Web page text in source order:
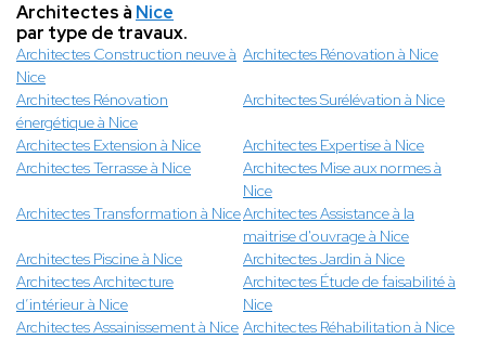
Architectes à Nice
par type de travaux.
Architectes Construction neuve à
Nice
Architectes Rénovation à Nice
Architectes Rénovation
énergétique à Nice
Architectes Surélévation à Nice
Architectes Extension à Nice
Architectes Expertise à Nice
Architectes Terrasse à Nice
Architectes Mise aux normes à
Nice
Architectes Transformation à NiceArchitectes Assistance à la
maitrise d'ouvrage à Nice
Architectes Piscine à Nice
Architectes Jardin à Nice
Architectes Architecture
d’intérieur à Nice
Architectes Étude de faisabilité à
Nice
Architectes Assainissement à Nice Architectes Réhabilitation à Nice